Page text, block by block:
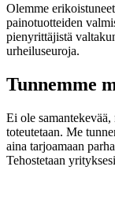
Olemme
painotuotteiden
pienyrittäjistä
urheiluseuroja.
Tunnemme
Ei ole
toteutetaan. Me
aina tarjoamaan
Tehostetaan